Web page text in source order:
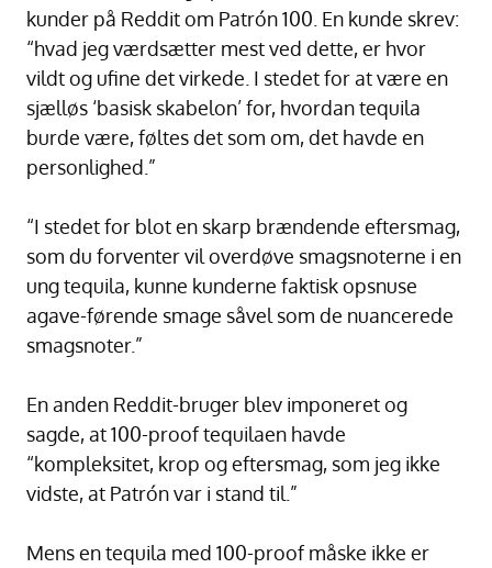
kunder på Reddit om Patrón 100. En kunde skrev:
“hvad jeg værdsætter mest ved dette, er hvor
vildt og ufine det virkede. I stedet for at være en
sjælløs ‘basisk skabelon’ for, hvordan tequila
burde være, føltes det som om, det havde en
personlighed.”
“I stedet for blot en skarp brændende eftersmag,
som du forventer vil overdøve smagsnoterne i en
ung tequila, kunne kunderne faktisk opsnuse
agave-førende smage såvel som de nuancerede
smagsnoter.”
En anden Reddit-bruger blev imponeret og
sagde, at 100-proof tequilaen havde
“kompleksitet, krop og eftersmag, som jeg ikke
vidste, at Patrón var i stand til.”
Mens en tequila med 100-proof måske ikke er